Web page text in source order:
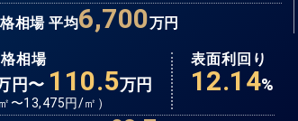
相場 平均6,700万円
相場
円〜 110.5万円
〜13,475円/㎡）
表面利回り
12.14%